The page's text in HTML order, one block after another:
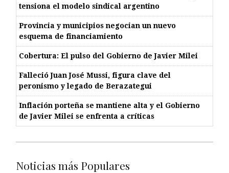
tensiona el modelo sindical argentino
Provincia y municipios negocian un nuevo
esquema de financiamiento
Cobertura: El pulso del Gobierno de Javier Milei
Falleció Juan José Mussi, figura clave del
peronismo y legado de Berazategui
Inflación porteña se mantiene alta y el Gobierno
de Javier Milei se enfrenta a críticas
Noticias más Populares